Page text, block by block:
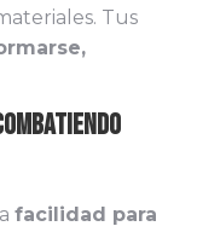
Tus
facilidad para